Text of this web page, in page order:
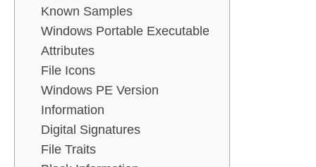
Known Samples
Windows Portable Executable
Attributes
File Icons
Windows PE Version
Information
Digital Signatures
File Traits